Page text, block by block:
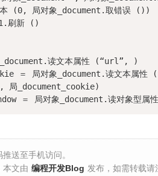
(0, 局对象_document.取错误 ())
刷新 ()
读文本属性 (“url”, )
＝ 局对象_document.读文本属性
局_document_cookie)
＝ 局对象_document.读对象型
送至手机访问。
本文由 编程开发Blog 发布，如需转载请